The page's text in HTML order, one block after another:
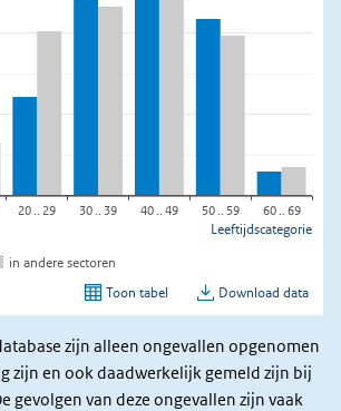
zijn alleen ongevallen opgenomen
zijn en ook daadwerkelijk gemeld zijn bij
gevolgen van deze ongevallen zijn vaak